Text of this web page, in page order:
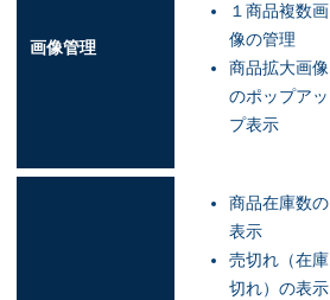
画像管理
１商品複数画
像の管理
商品拡大画像
のポップアッ
プ表示
商品在庫数の
表示
売切れ（在庫
切れ）の表示